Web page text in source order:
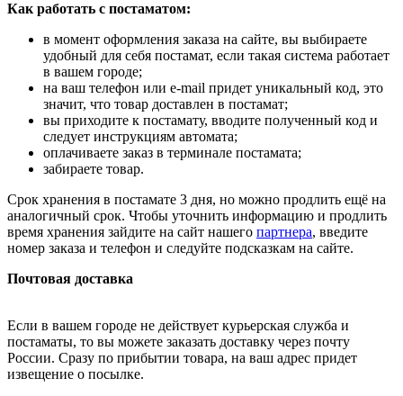
Как работать с постаматом:
в момент оформления заказа на сайте, вы выбираете
удобный для себя постамат, если такая система работает
в вашем городе;
на ваш телефон или e-mail придет уникальный код, это
значит, что товар доставлен в постамат;
вы приходите к постамату, вводите полученный код и
следует инструкциям автомата;
оплачиваете заказ в терминале постамата;
забираете товар.
Срок хранения в постамате 3 дня, но можно продлить ещё на
аналогичный срок. Чтобы уточнить информацию и продлить
время хранения зайдите на сайт нашего партнера, введите
номер заказа и телефон и следуйте подсказкам на сайте.
Почтовая доставка
Если в вашем городе не действует курьерская служба и
постаматы, то вы можете заказать доставку через почту
России. Сразу по прибытии товара, на ваш адрес придет
извещение о посылке.